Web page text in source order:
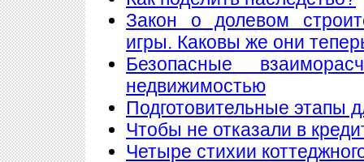
Закон о долевом
игры. Каковы же они
Безопасные
недвижимостью
Подготовительные этапы
Чтобы не отказали в
Четыре стихии